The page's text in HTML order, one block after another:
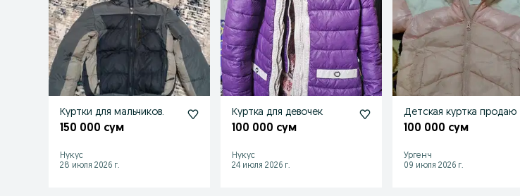
Куртки для мальчиков.
150 000 сум
Нукус
28 июля 2026 г.
Куртка для девочек
100 000 сум
Нукус
24 июля 2026 г.
Детская куртка продаю
100 000 сум
Ургенч
09 июля 2026 г.